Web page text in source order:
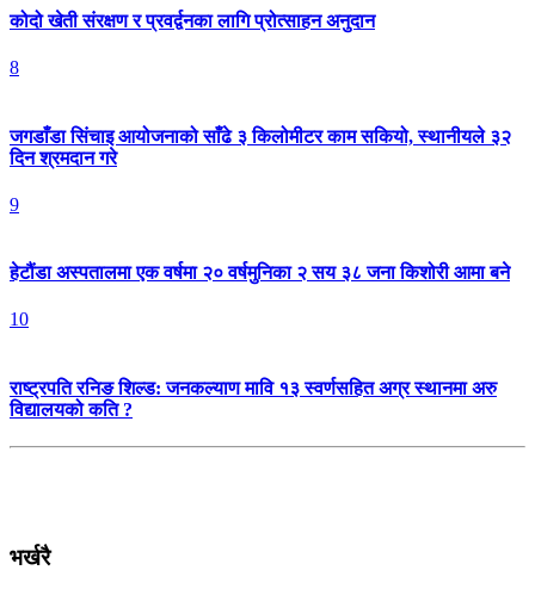
कोदो खेती संरक्षण र प्रवर्द्वनका लागि प्रोत्साहन अनुदान
8
जगडाँडा सिंचाइ आयोजनाको साँढे ३ किलोमीटर काम सकियो, स्थानीयले ३२
दिन श्रमदान गरे
9
हेटौंडा अस्पतालमा एक वर्षमा २० वर्षमुनिका २ सय ३८ जना किशोरी आमा बने
10
राष्ट्रपति रनिङ शिल्ड: जनकल्याण मावि १३ स्वर्णसहित अग्र स्थानमा अरु
विद्यालयको कति ?
भर्खरै